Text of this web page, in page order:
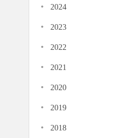
· 2024
· 2023
· 2022
· 2021
· 2020
· 2019
· 2018